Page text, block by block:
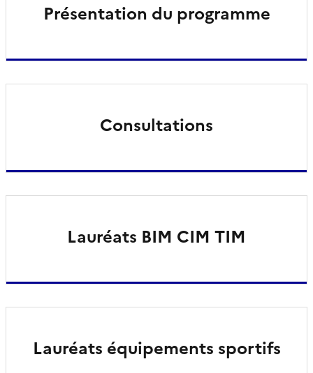
Présentation du programme
Consultations
Lauréats BIM CIM TIM
Lauréats équipements sportifs